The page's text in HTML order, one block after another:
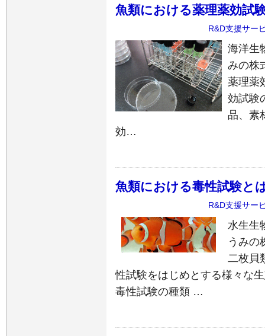
魚類における薬理薬効試
R&D支援サー
海洋生
みの株
薬理薬
効試験
品、素
効…
魚類における毒性試験と
R&D支援サー
水生生
うみの
二枚貝
性試験をはじめとする様々な
毒性試験の種類 …